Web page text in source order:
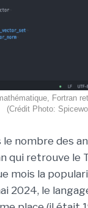
Fortran
(Crédit Photo:
nombre des
retrouve le
mois la
2024, le